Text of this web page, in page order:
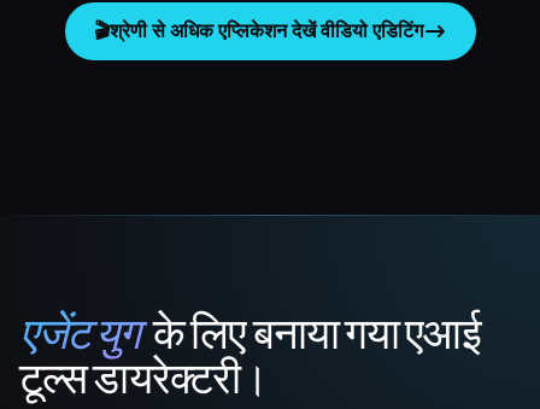
🎬श्रेणी से अधिक एप्लिकेशन देखेंवीडियो एडिटिंग
That AI Collection
एजेंट युगके लिए बनाया गया एआई
टूल्स डायरेक्टरी।